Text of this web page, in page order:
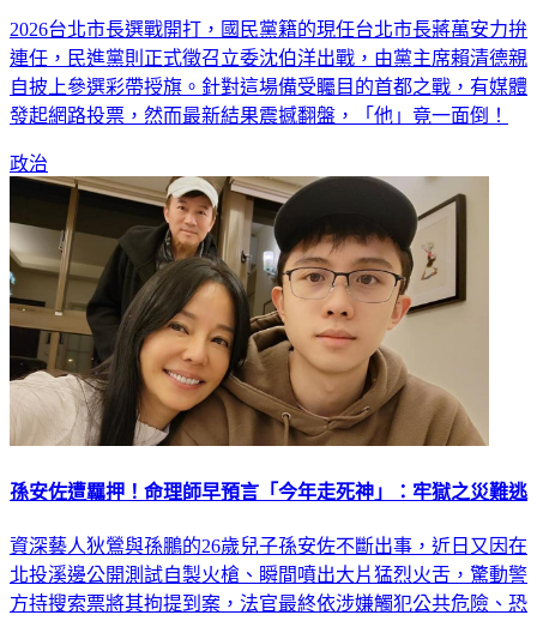
2026台北市長選戰開打，國民黨籍的現任台北市長蔣萬安力拚
連任，民進黨則正式徵召立委沈伯洋出戰，由黨主席賴清德親
自披上參選彩帶授旗。針對這場備受矚目的首都之戰，有媒體
發起網路投票，然而最新結果震撼翻盤，「他」竟一面倒！
政治
孫安佐遭羈押！命理師早預言「今年走死神」：牢獄之災難逃
資深藝人狄鶯與孫鵬的26歲兒子孫安佐不斷出事，近日又因在
北投溪邊公開測試自製火槍、瞬間噴出大片猛烈火舌，驚動警
方持搜索票將其拘提到案，法官最終依涉嫌觸犯公共危險、恐